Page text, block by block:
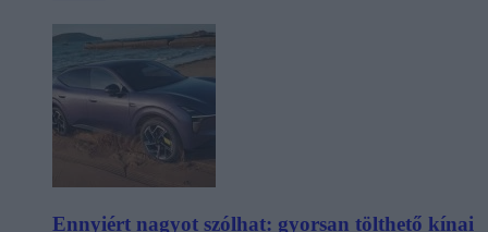
Ennyiért nagyot szólhat: gyorsan tölthető kínai